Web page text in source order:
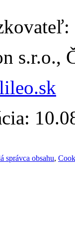
s.r.o.,
správca obsahu,